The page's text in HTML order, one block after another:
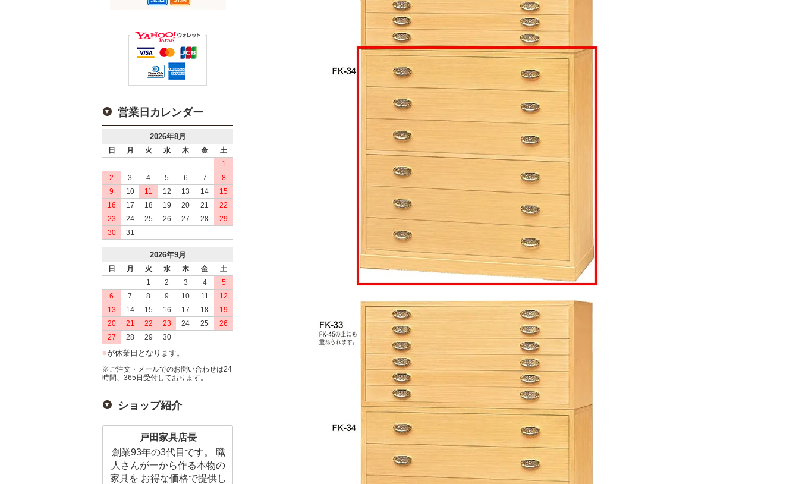
営業日カレンダー
2026年8月
日 月 火 水 木 金
土
1
2
3 4 5 6 7
8
9
10 11 12 13 14
15
16
17 18 19 20 21
22
23
24 25 26 27 28
29
30
31
2026年9月
日 月 火 水 木 金
土
1
2 3 4
5
6
7 8 9 10 11
12
13
14 15 16 17 18
19
20
21 22 23 24 25
26
27
28 29 30
■が休業日となります。
※ご注文・メールでのお問い合わせは24
時間、365日受付しております。
ショップ紹介
戸田家具店長
創業93年の3代目です。 職
人さんが一から作る本物の
家具を お得な価格で提供し